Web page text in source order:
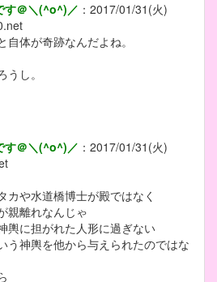
す＠＼(^o^)／ ： 2017/01/31(火)
体が奇跡なんだよね。
し。
す＠＼(^o^)／ ： 2017/01/31(火)
カや水道橋博士が殿ではなく
親離れなんじゃ
輿に担がれた人形に過ぎない
う神輿を他から与えられたのではな